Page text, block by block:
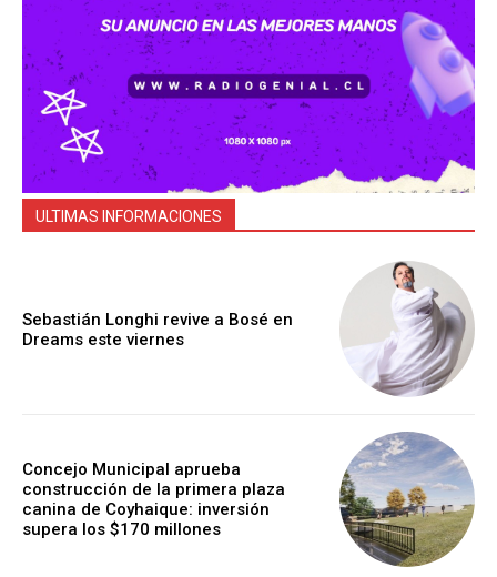
ULTIMAS INFORMACIONES
Sebastián Longhi revive a Bosé en
Dreams este viernes
Concejo Municipal aprueba
construcción de la primera plaza
canina de Coyhaique: inversión
supera los $170 millones